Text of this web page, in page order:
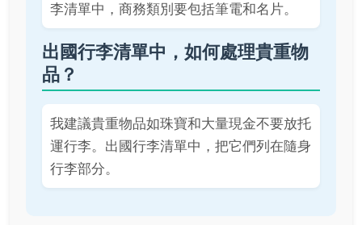
李清單中，商務類別要包括筆電和名片。
出國行李清單中，如何處理貴重物
品？
我建議貴重物品如珠寶和大量現金不要放托
運行李。出國行李清單中，把它們列在隨身
行李部分。